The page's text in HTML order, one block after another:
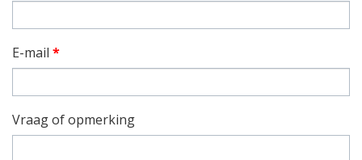
E-mail *
Vraag of opmerking